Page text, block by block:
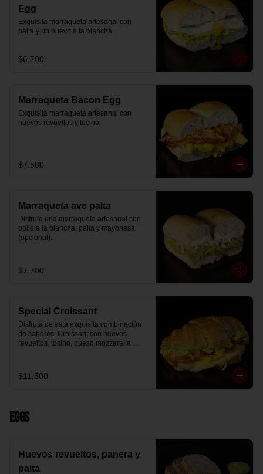
Egg
Exquisita marraqueta artesanal con
palta y un huevo a la plancha.
$6.700
Marraqueta Bacon Egg
Exquisita marraqueta artesanal con
huevos revueltos y tocino.
$7.500
Marraqueta ave palta
Disfruta una marraqueta artesanal con
pollo a la plancha, palta y mayonesa
(opcional).
$7.700
Special Croissant
Disfruta de esta exquisita combinación
de sabores: Croissant con huevos
revueltos, tocino, queso mozzarella
$11.500
Eggs
Huevos revueltos, panera y
palta